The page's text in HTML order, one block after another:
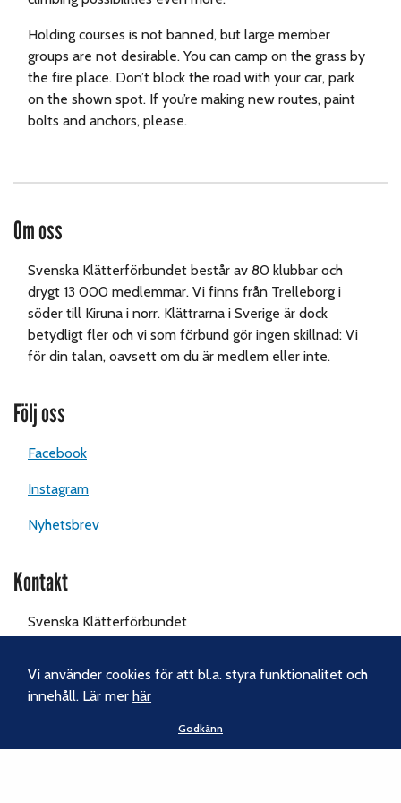
Holding courses is not banned, but large member
groups are not desirable. You can camp on the grass by
the fire place. Don’t block the road with your car, park
on the shown spot. If you’re making new routes, paint
bolts and anchors, please.
Om oss
Svenska Klätterförbundet består av 80 klubbar och
drygt 13 000 medlemmar. Vi finns från Trelleborg i
söder till Kiruna i norr. Klättrarna i Sverige är dock
betydligt fler och vi som förbund gör ingen skillnad: Vi
för din talan, oavsett om du är medlem eller inte.
Följ oss
Facebook
Instagram
Nyhetsbrev
Kontakt
Svenska Klätterförbundet
116 65 Stockholm
Tel:070-238 69 46
kansliet@klatterforbundet.rf.se
Vi använder cookies för att bl.a. styra funktionalitet och
innehåll. Lär merhär
Godkänn